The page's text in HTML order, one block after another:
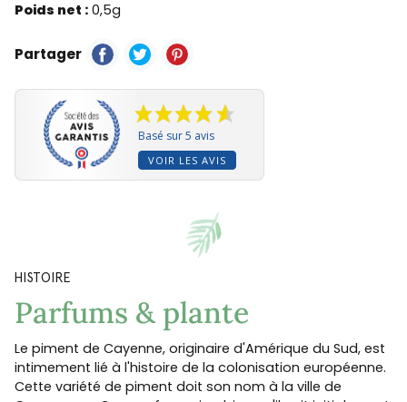
Poids net : 0,5g
Partager
Basé sur 5 avis
VOIR LES AVIS
HISTOIRE
Parfums & plante
Le piment de Cayenne, originaire d'Amérique du Sud, est
intimement lié à l'histoire de la colonisation européenne.
Cette variété de piment doit son nom à la ville de